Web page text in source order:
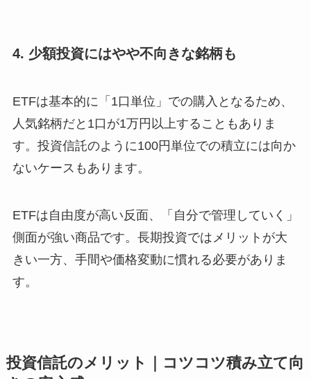
4. 少額投資にはやや不向きな銘柄も
ETFは基本的に「1口単位」での購入となるため、
人気銘柄だと1口が1万円以上することもありま
す。投資信託のように100円単位での積立には向か
ないケースもあります。
ETFは自由度が高い反面、「自分で管理していく」
側面が強い商品です。長期投資ではメリットが大
きい一方、手間や価格変動に慣れる必要がありま
す。
投資信託のメリット｜コツコツ積み立て向